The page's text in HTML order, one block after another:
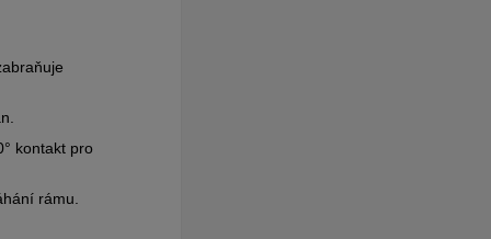
kontakt pro
rámu.